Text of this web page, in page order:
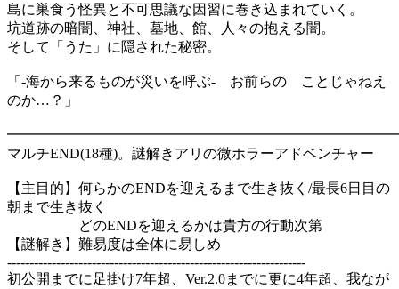
島に巣食う怪異と不可思議な因習に巻き込まれていく。
坑道跡の暗闇、神社、墓地、館、人々の抱える闇。
そして「うた」に隠された秘密。
「-海から来るものが災いを呼ぶ- お前らの ことじゃねえ
のか…？」
マルチEND(18種)。謎解きアリの微ホラーアドベンチャー
【主目的】何らかのENDを迎えるまで生き抜く/最長6日目の
朝まで生き抜く
どのENDを迎えるかは貴方の行動次第
【謎解き】難易度は全体に易しめ
-------------------------------------------------------------------
初公開までに足掛け7年超、Ver.2.0までに更に4年超、我なが